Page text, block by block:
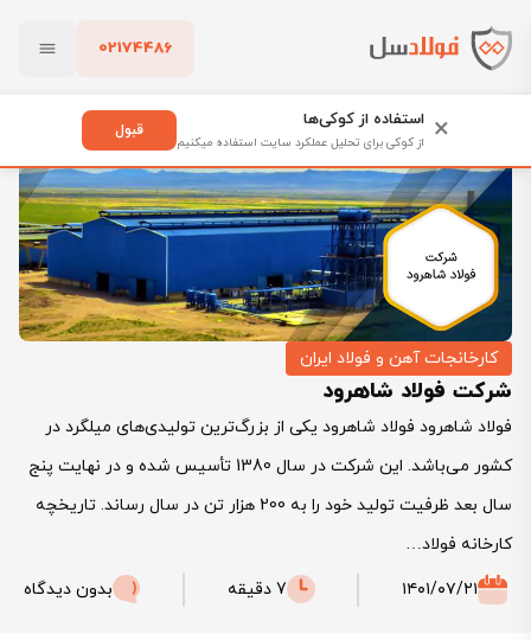
02174486
پاک کردن
فولادسل
کارخانجات آهن و فولاد ایران
شرکت فولاد شاهرود
فولاد شاهرود فولاد شاهرود یکی از بزرگ‌ترین تولیدی‌های میلگرد در
کشور می‌باشد. این شرکت در سال 1380 تأسیس شده و در نهایت پنج
سال بعد ظرفیت تولید خود را به 200 هزار تن در سال رساند. تاریخچه
کارخانه فولاد…
۱۴۰۱/۰۷/۲۱
7 دقیقه بدون دیدگاه
× استفاده از کوکی‌ها
از کوکی برای تحلیل عملکرد سایت استفاده میکنیم
قبول